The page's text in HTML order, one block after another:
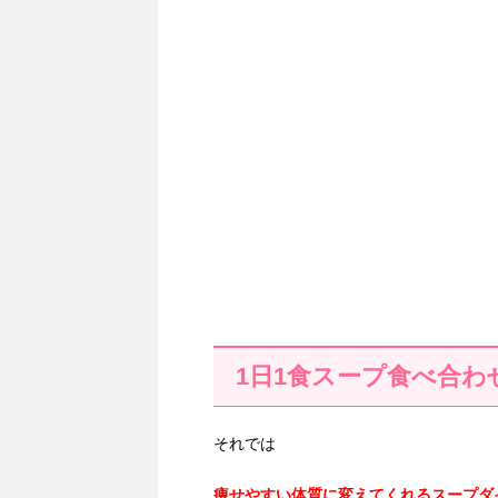
1日1食スープ食べ合わ
それでは
痩せやすい体質に変えてくれるスープダ